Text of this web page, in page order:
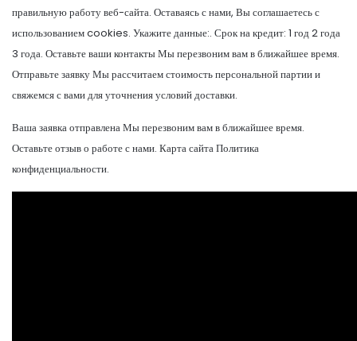
правильную работу веб-сайта. Оставаясь с нами, Вы соглашаетесь с
использованием cookies. Укажите данные:. Срок на кредит: 1 год 2 года
3 года. Оставьте ваши контакты Мы перезвоним вам в ближайшее время.
Отправьте заявку Мы рассчитаем стоимость персональной партии и
свяжемся с вами для уточнения условий доставки.
Ваша заявка отправлена Мы перезвоним вам в ближайшее время.
Оставьте отзыв о работе с нами. Карта сайта Политика
конфиденциальности.